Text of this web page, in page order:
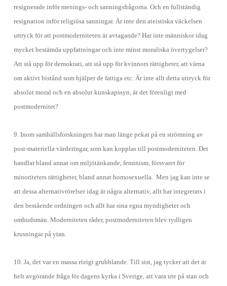
resignerade inför menings- och sanningsfrågorna. Och en fullständig
resignation inför religiösa sanningar. Är inte den ateistiska väckelsen
uttryck för att postmoderniteten är avtagande? Har inte människor idag
mycket bestämda uppfattningar och inte minst moraliska övertygelser?
Att stå upp för demokrati, att stå upp för kvinnors rättigheter, att värna
om aktivt bistånd som hjälper de fattiga etc. Är inte allt detta uttryck för
absolut moral och en absolut kunskapssyn, är det förenligt med
postmodernitet?
9. Inom samhällsforskningen har man länge pekat på en strömning av
post-materiella värderingar, som kan kopplas till postmoderniteten. Det
handlar bland annat om miljötänkande, feminism, försvaret för
minoriteters rättigheter, bland annat homosexuella. Men jag kan inte se
att dessa alternativrörelser idag är några alternativ, allt har integrerats i
den bestående ordningen och allt har sina egna myndigheter och
ombudsmän. Moderniteten råder, postmoderniteten blev tydligen
krusningar på ytan.
10. Ja, det var en massa rörigt grubblande. Till sist, jag tycker att det är
helt avgörande fråga för dagens kyrka i Sverige, att vara ute på stan och